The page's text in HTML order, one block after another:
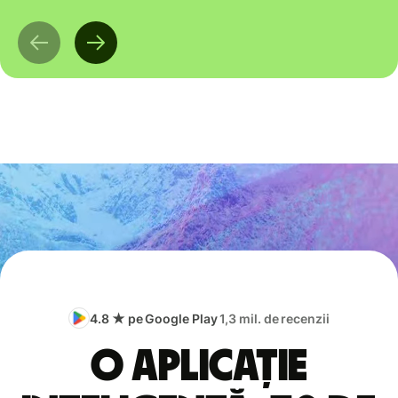
4.8 ★ pe Google Play1,3 mil. de recenzii
O aplicație